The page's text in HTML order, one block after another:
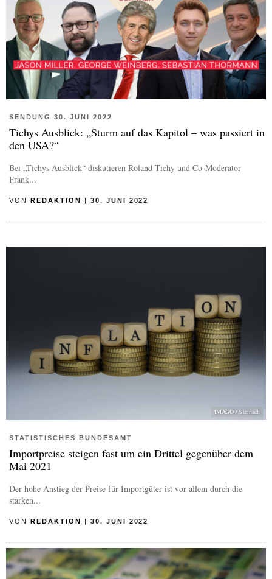
SENDUNG 30. JUNI 2022
Tichys Ausblick: „Sturm auf das Kapitol – was passiert in
den USA?“
Bei „Tichys Ausblick“ diskutieren Roland Tichy und Co-Moderator
Frank...
VON REDAKTION | 30. JUNI 2022
IMAGO / Steinach
STATISTISCHES BUNDESAMT
Importpreise steigen fast um ein Drittel gegenüber dem
Mai 2021
Der hohe Anstieg der Preise für Importgüter ist vor allem durch die
starken...
VON REDAKTION | 30. JUNI 2022